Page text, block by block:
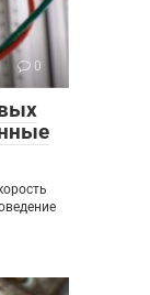
0